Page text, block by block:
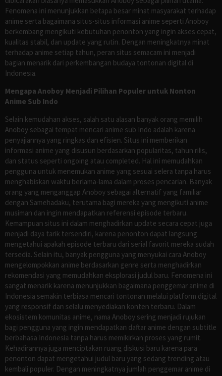
Fenomena ini menunjukkan betapa besar minat masyarakat terhadap
anime serta bagaimana situs-situs informasi anime seperti Anoboy
berkembang mengikuti kebutuhan penonton yang ingin akses cepat,
kualitas stabil, dan update yang rutin. Dengan meningkatnya minat
terhadap anime setiap tahun, peran situs semacam ini menjadi
bagian menarik dari perkembangan budaya tontonan digital di
Indonesia.
Mengapa Anoboy Menjadi Pilihan Populer untuk Nonton
Anime Sub Indo
Selain kemudahan akses, salah satu alasan banyak orang memilih
Anoboy sebagai tempat mencari anime sub Indo adalah karena
penyajiannya yang ringkas dan efisien. Situs ini memberikan
informasi anime yang disusun berdasarkan popularitas, tahun rilis,
dan status seperti ongoing atau completed. Hal ini memudahkan
pengguna untuk menemukan anime yang sesuai selera tanpa harus
menghabiskan waktu berlama-lama dalam proses pencarian. Banyak
orang yang menganggap Anoboy sebagai alternatif yang familiar
dengan Samehadaku, terutama bagi mereka yang mengikuti anime
musiman dan ingin mendapatkan referensi episode terbaru.
Kemampuan situs ini dalam menghadirkan update secara cepat juga
menjadi daya tarik tersendiri, karena penonton dapat langsung
mengetahui apakah episode terbaru dari serial favorit mereka sudah
tersedia. Selain itu, banyak pengguna yang menyukai cara Anoboy
mengelompokkan anime berdasarkan genre serta menghadirkan
rekomendasi yang memudahkan eksplorasi judul baru. Fenomena ini
sangat menarik karena menunjukkan bagaimana penggemar anime di
Indonesia semakin terbiasa mencari tontonan melalui platform digital
yang responsif dan selalu menyediakan konten terbaru. Dalam
ekosistem komunitas anime, nama Anoboy sering menjadi rujukan
bagi pengguna yang ingin mendapatkan daftar anime dengan subtitle
berbahasa Indonesia tanpa harus memikirkan proses yang rumit.
Kehadirannya juga menciptakan ruang diskusi baru karena para
penonton dapat mengetahui judul baru yang sedang trending atau
kembali populer. Dengan meningkatnya jumlah penggemar anime di